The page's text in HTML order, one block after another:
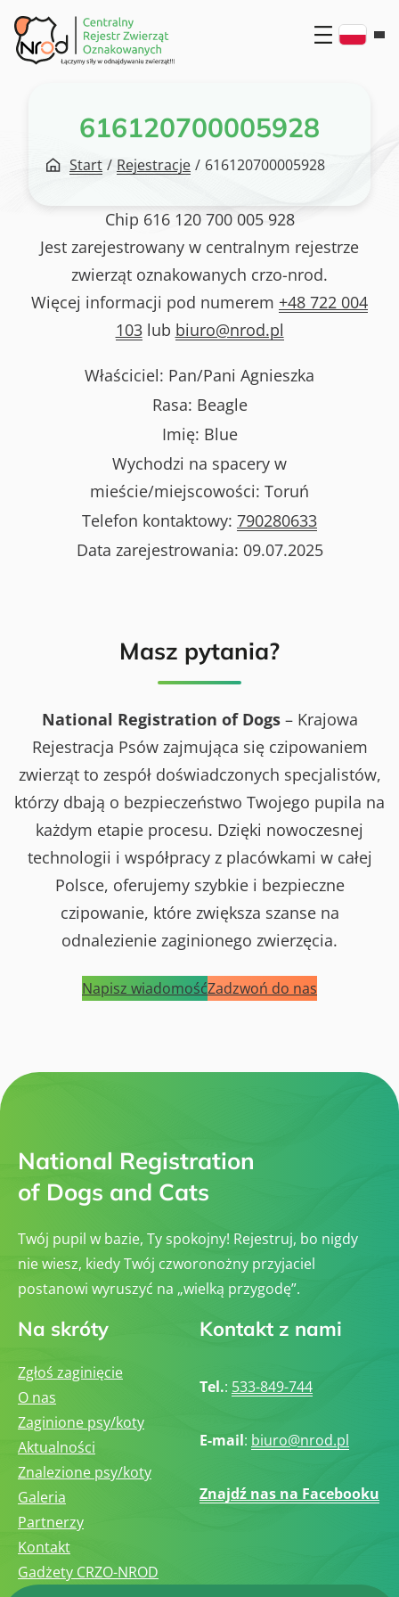
Przejdź
do
treści
616120700005928
Start / Rejestracje / 616120700005928
Chip 616 120 700 005 928
Jest zarejestrowany w centralnym rejestrze
zwierząt oznakowanych crzo-nrod.
Więcej informacji pod numerem +48 722 004
103lub biuro@nrod.pl
Właściciel: Pan/Pani Agnieszka
Rasa: Beagle
Imię: Blue
Wychodzi na spacery w
mieście/miejscowości: Toruń
Telefon kontaktowy: 790280633
Data zarejestrowania: 09.07.2025
Masz pytania?
National Registration of Dogs– Krajowa
Rejestracja Psów zajmująca się czipowaniem
zwierząt to zespół doświadczonych specjalistów,
którzy dbają o bezpieczeństwo Twojego pupila na
każdym etapie procesu. Dzięki nowoczesnej
technologii i współpracy z placówkami w całej
Polsce, oferujemy szybkie i bezpieczne
czipowanie, które zwiększa szanse na
odnalezienie zaginionego zwierzęcia.
Napisz wiadomośćZadzwoń do nas
National Registration
of Dogs and Cats
Twój pupil w bazie, Ty spokojny! Rejestruj, bo nigdy
nie wiesz, kiedy Twój czworonożny przyjaciel
postanowi wyruszyć na „wielką przygodę”.
Na skróty
Zgłoś zaginięcie
O nas
Zaginione psy/koty
Aktualności
Znalezione psy/koty
Galeria
Partnerzy
Kontakt
Gadżety CRZO-NROD
Kontakt z nami
Tel.: 533-849-744
E-mail: biuro@nrod.pl
Znajdź nas na Facebooku